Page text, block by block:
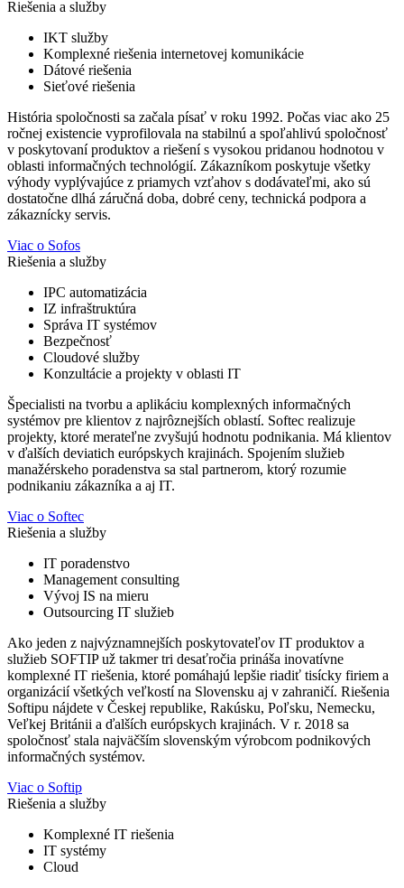
Riešenia a služby
IKT služby
Komplexné riešenia internetovej komunikácie
Dátové riešenia
Sieťové riešenia
História spoločnosti sa začala písať v roku 1992. Počas viac ako 25
ročnej existencie vyprofilovala na stabilnú a spoľahlivú spoločnosť
v poskytovaní produktov a riešení s vysokou pridanou hodnotou v
oblasti informačných technológií. Zákazníkom poskytuje všetky
výhody vyplývajúce z priamych vzťahov s dodávateľmi, ako sú
dostatočne dlhá záručná doba, dobré ceny, technická podpora a
zákaznícky servis.
Viac o Sofos
Riešenia a služby
IPC automatizácia
IZ infraštruktúra
Správa IT systémov
Bezpečnosť
Cloudové služby
Konzultácie a projekty v oblasti IT
Špecialisti na tvorbu a aplikáciu komplexných informačných
systémov pre klientov z najrôznejších oblastí. Softec realizuje
projekty, ktoré merateľne zvyšujú hodnotu podnikania. Má klientov
v ďalších deviatich európskych krajinách. Spojením služieb
manažérskeho poradenstva sa stal partnerom, ktorý rozumie
podnikaniu zákazníka a aj IT.
Viac o Softec
Riešenia a služby
IT poradenstvo
Management consulting
Vývoj IS na mieru
Outsourcing IT služieb
Ako jeden z najvýznamnejších poskytovateľov IT produktov a
služieb SOFTIP už takmer tri desaťročia prináša inovatívne
komplexné IT riešenia, ktoré pomáhajú lepšie riadiť tisícky firiem a
organizácií všetkých veľkostí na Slovensku aj v zahraničí. Riešenia
Softipu nájdete v Českej republike, Rakúsku, Poľsku, Nemecku,
Veľkej Británii a ďalších európskych krajinách. V r. 2018 sa
spoločnosť stala najväčším slovenským výrobcom podnikových
informačných systémov.
Viac o Softip
Riešenia a služby
Komplexné IT riešenia
IT systémy
Cloud